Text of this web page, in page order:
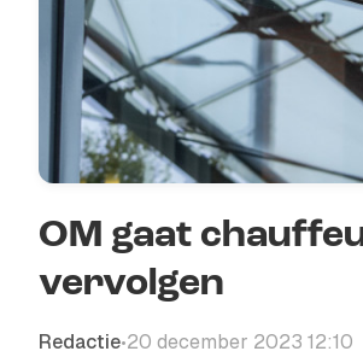
OM gaat
vervolgen
Redactie•20 december 2023 12:10